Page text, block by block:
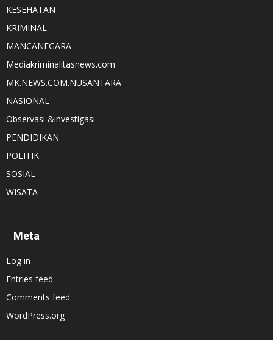
KESEHATAN
KRIMINAL
MANCANEGARA
Mediakriminalitasnews.com
MK.NEWS.COM.NUSANTARA
NASIONAL
Observasi &investigasi
PENDIDIKAN
POLITIK
SOSIAL
WISATA
Meta
Log in
Entries feed
Comments feed
WordPress.org